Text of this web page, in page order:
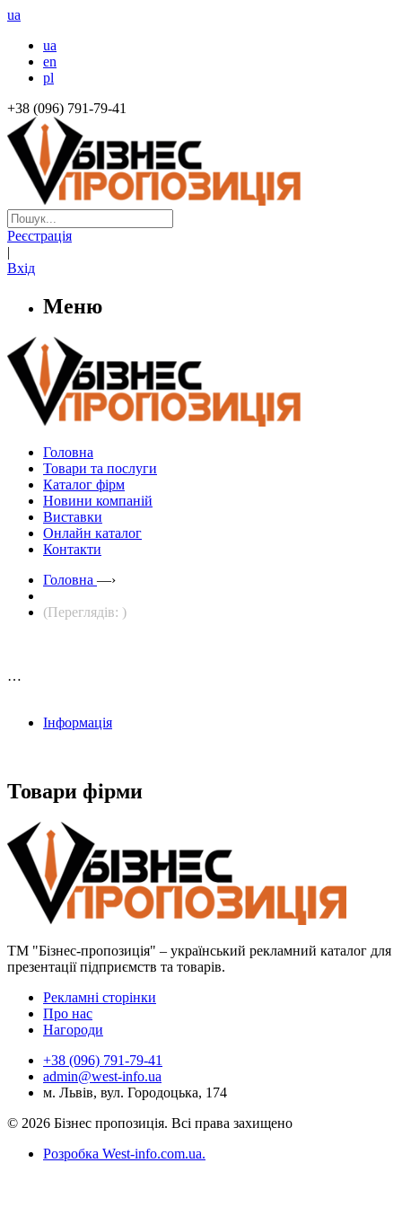
ua
ua
en
pl
+38 (096) 791-79-41
Реєстрація
|
Вхід
Меню
Головна
Товари та послуги
Каталог фірм
Новини компаній
Виставки
Онлайн каталог
Контакти
Головна —›
(Переглядів: )
…
Інформація
Товари фірми
ТМ "Бізнес-пропозиція" – український рекламний каталог для
презентації підприємств та товарів.
Рекламні сторінки
Про нас
Нагороди
+38 (096) 791-79-41
admin@west-info.ua
м. Львів, вул. Городоцька, 174
© 2026 Бізнес пропозиція. Всі права захищено
Розробка West-info.com.ua.